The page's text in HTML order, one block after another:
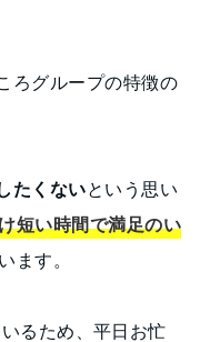
ろグループの特徴の
たくないという思い
短い時間で満足のい
ます。
るため、平日お忙